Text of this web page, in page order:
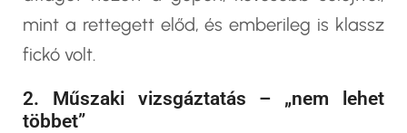
mint a rettegett előd, és emberileg is klassz
fickó volt.
2. Műszaki vizsgáztatás – „nem lehet
többet”